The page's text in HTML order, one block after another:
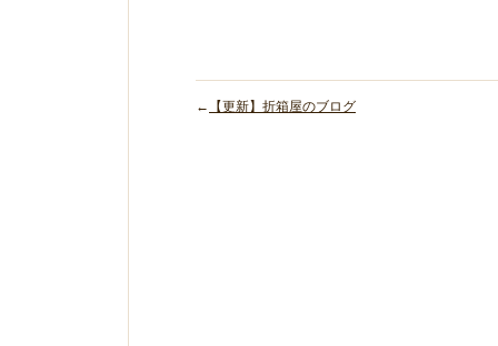
← 【更新】折箱屋のブログ